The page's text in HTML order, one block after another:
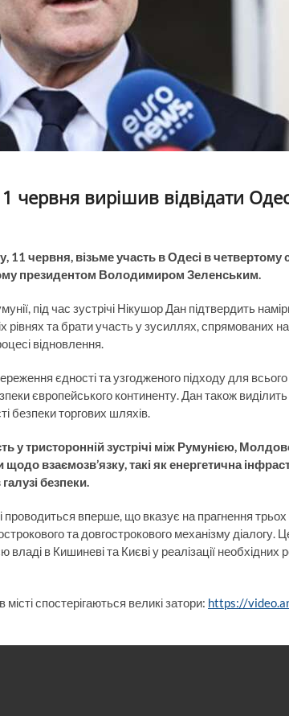
червня вирішив відвідати
червня, візьме участь в Одесі в четвертому
президентом Володимиром Зеленським.
під час зустрічі Нікушор Дан підтвердить
рівнях та брати участь у зусиллях, спрямованих
відновлення.
єдності та узгодженого підходу для
європейського континенту. Дан також
безпеки торгових шляхів.
у тристоронній зустрічі між Румунією,
взаємозв’язку, такі як енергетична
безпеки.
вперше, що вказує на прагнення трьох
та довгострокового механізму діалогу.
в Кишиневі та Києві у реалізації
спостерігаються великі затори: https://